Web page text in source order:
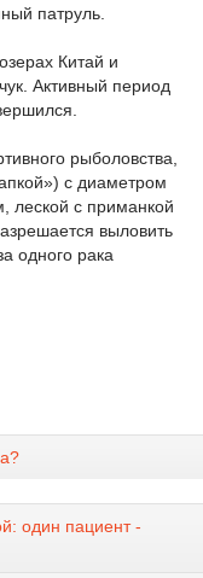
патруль.
Китай и
Активный период
рыболовства,
с диаметром
леской с приманкой
выловить
одного рака
один пациент -